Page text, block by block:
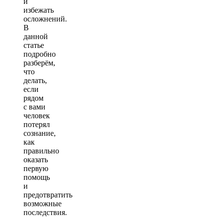
избежать
осложнений.
В
данной
статье
подробно
разберём,
что
делать,
если
рядом
с вами
человек
потерял
сознание,
как
правильно
оказать
первую
помощь
и
предотвратить
возможные
последствия.